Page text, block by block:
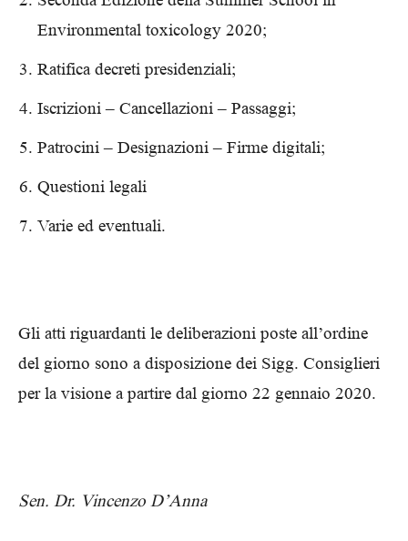
Environmental toxicology 2020;
Ratifica decreti presidenziali;
Iscrizioni – Cancellazioni – Passaggi;
Patrocini – Designazioni – Firme digitali;
Questioni legali
Varie ed eventuali.
Gli atti riguardanti le deliberazioni poste all’ordine
del giorno sono a disposizione dei Sigg. Consiglieri
per la visione a partire dal giorno 22 gennaio 2020.
Sen. Dr. Vincenzo D’Anna